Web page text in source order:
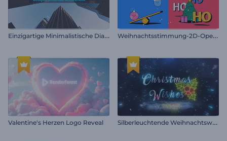
E
inzigartige Minimalistische Diashow W
eihnachtsstimmung-2D-Opener
Valentine's Herzen Logo Reveal S
ilberleuchtende Weihnachtswünsche